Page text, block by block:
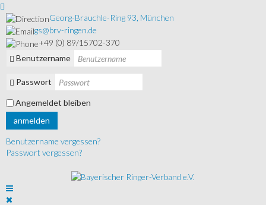
Georg-Brauchle-Ring 93, München
gs@brv-ringen.de
+49 (0) 89/15702-370
Benutzername
Passwort
Angemeldet bleiben
anmelden
Benutzername vergessen?
Passwort vergessen?